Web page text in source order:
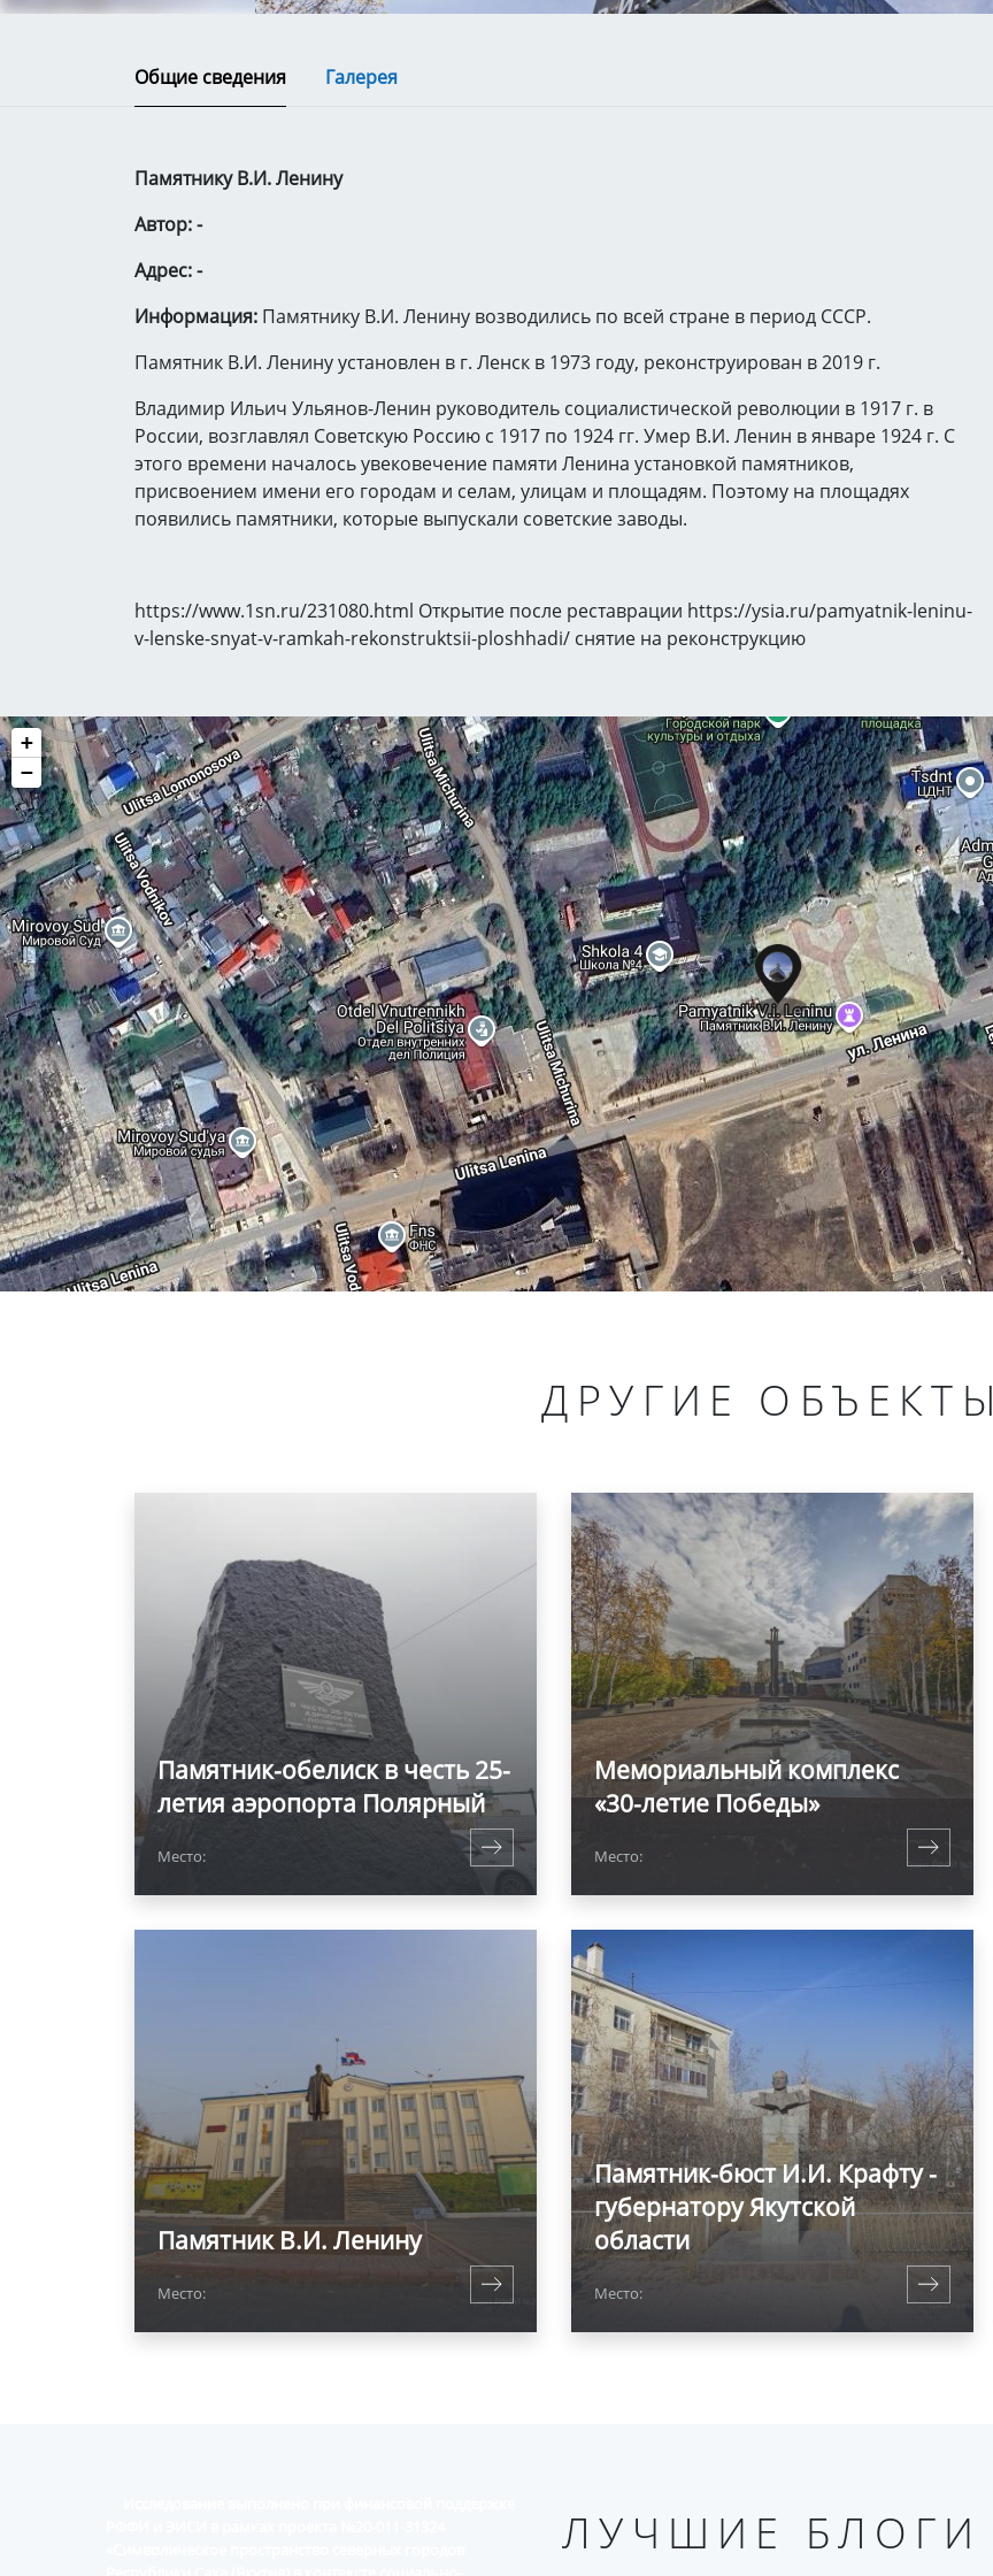
Общие сведения Галерея
Памятнику В.И. Ленину
Автор: -
Адрес: -
Информация: Памятнику В.И. Ленину возводились по всей стране в период СССР.
Памятник В.И. Ленину установлен в г. Ленск в 1973 году, реконструирован в 2019 г.
Владимир Ильич Ульянов-Ленин руководитель социалистической революции в 1917 г. в
России, возглавлял Советскую Россию с 1917 по 1924 гг. Умер В.И. Ленин в январе 1924 г. С
этого времени началось увековечение памяти Ленина установкой памятников,
присвоением имени его городам и селам, улицам и площадям. Поэтому на площадях
появились памятники, которые выпускали советские заводы.
https://www.1sn.ru/231080.html Открытие после реставрации https://ysia.ru/pamyatnik-leninu-
v-lenske-snyat-v-ramkah-rekonstruktsii-ploshhadi/ снятие на реконструкцию
+
−
ДРУГИЕ ОБЪЕКТЫ
Памятник-обелиск в честь 25-
летия аэропорта Полярный
Место:
Мемориальный комплекс
«30-летие Победы»
Место:
Памятник В.И. Ленину
Место:
Памятник-бюст И.И. Крафту -
губернатору Якутской
области
Место:
ЛУЧШИЕ БЛОГИ